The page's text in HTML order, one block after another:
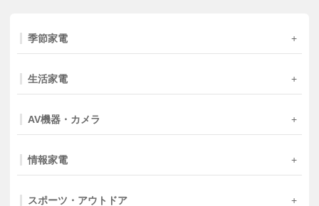
季節家電
生活家電
AV機器・カメラ
情報家電
スポーツ・アウトドア